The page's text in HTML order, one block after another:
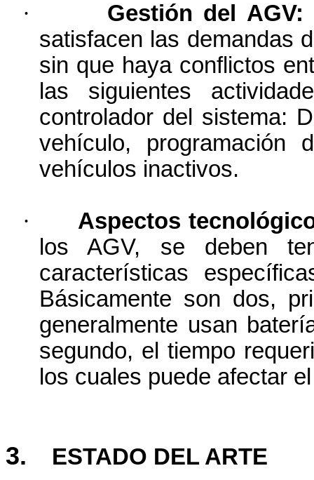
· Gestión del AGV:
satisfacen las demandas
sin que haya conflictos
las siguientes
controlador del sistema:
vehículo, programación
vehículos inactivos.
·
Aspectos
los AGV, se deben
características
Básicamente son dos,
generalmente usan
segundo, el tiempo
los cuales puede afectar
3. ESTADO DEL ARTE